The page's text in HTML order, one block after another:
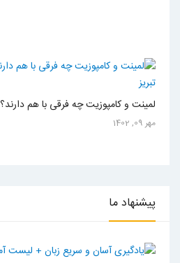
لمینت و کامپوزیت چه فرقی با هم
مهر 09, 1402
پیشنهادما